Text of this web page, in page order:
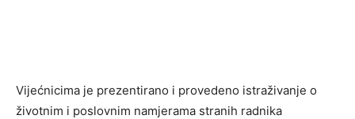
Vijećnicima je prezentirano i provedeno istraživanje o
životnim i poslovnim namjerama stranih radnika